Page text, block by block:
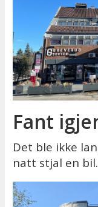
Fant
Det ble ikke
natt stjal en bil.